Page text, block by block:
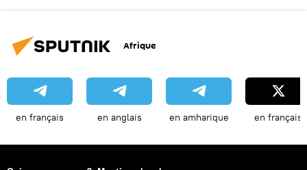
Afrique
en français en anglais en amharique en français